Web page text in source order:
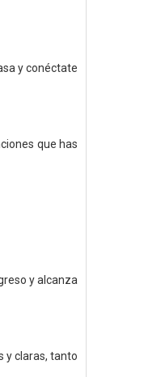
y conéctate
que has
y alcanza
y claras, tanto